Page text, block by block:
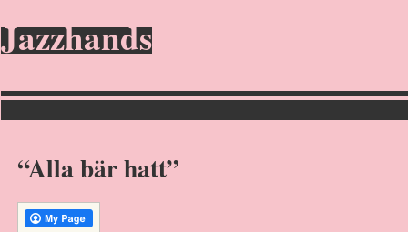
Jazzhands
“Alla bär hatt”